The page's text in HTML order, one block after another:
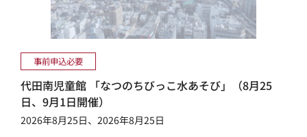
事前申込必要
代田南児童館 「なつのちびっこ水あそび」（8月25
日、9月1日開催）
2026年8月25日、2026年8月25日